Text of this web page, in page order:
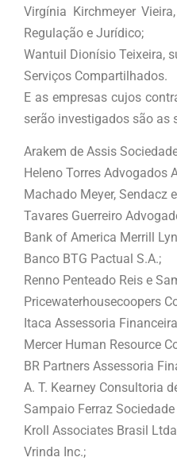
Virgínia Kirchmeyer
Regulação e Jurídico;
Wantuil Dionísio Teixeira,
Serviços Compartilhados.
E as empresas cujos
serão investigados são as
Arakem de Assis
Heleno Torres Advogados
Machado Meyer, Sendacz
Tavares Guerreiro
Bank of America Merrill
Banco BTG Pactual S.A.;
Renno Penteado Reis e
Pricewaterhousecoopers
Itaca Assessoria
Mercer Human Resource
BR Partners Assessoria
A. T. Kearney Consultoria
Sampaio Ferraz
Kroll Associates Brasil
Vrinda Inc.;